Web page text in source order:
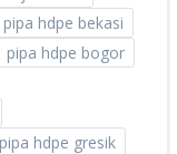
pipa hdpe bekasi
pipa hdpe bogor
pipa hdpe gresik